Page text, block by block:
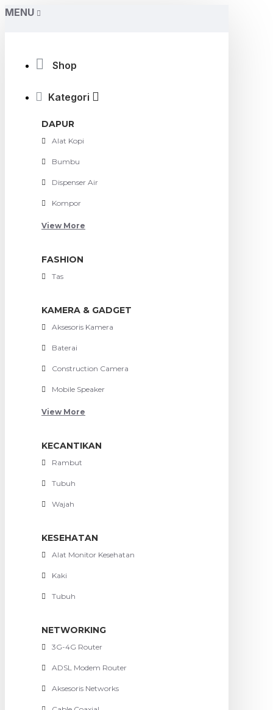
MENU
Shop
Kategori
DAPUR
Alat Kopi
Bumbu
Dispenser Air
Kompor
View More
FASHION
Tas
KAMERA & GADGET
Aksesoris Kamera
Baterai
Construction Camera
Mobile Speaker
View More
KECANTIKAN
Rambut
Tubuh
Wajah
KESEHATAN
Alat Monitor Kesehatan
Kaki
Tubuh
NETWORKING
3G-4G Router
ADSL Modem Router
Aksesoris Networks